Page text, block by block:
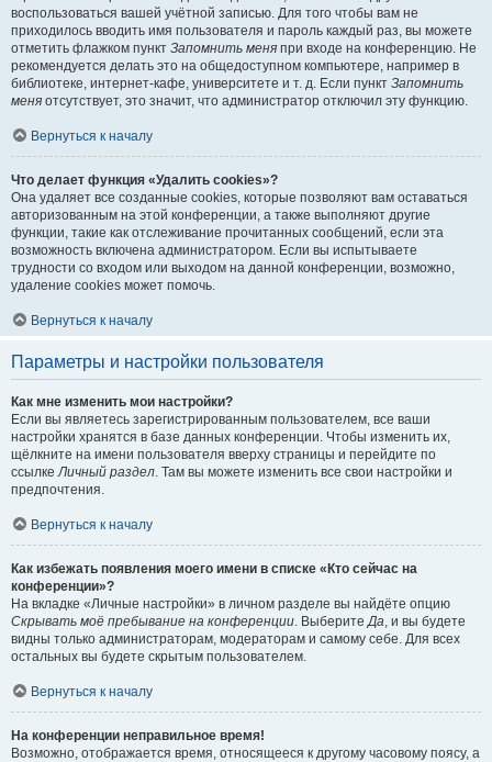
воспользоваться вашей учётной записью. Для того чтобы вам не
приходилось вводить имя пользователя и пароль каждый раз, вы можете
отметить флажком пункт Запомнить меня при входе на конференцию. Не
рекомендуется делать это на общедоступном компьютере, например в
библиотеке, интернет-кафе, университете и т. д. Если пункт Запомнить
меня отсутствует, это значит, что администратор отключил эту функцию.
Вернуться к началу
Что делает функция «Удалить cookies»?
Она удаляет все созданные cookies, которые позволяют вам оставаться
авторизованным на этой конференции, а также выполняют другие
функции, такие как отслеживание прочитанных сообщений, если эта
возможность включена администратором. Если вы испытываете
трудности со входом или выходом на данной конференции, возможно,
удаление cookies может помочь.
Вернуться к началу
Параметры и настройки пользователя
Как мне изменить мои настройки?
Если вы являетесь зарегистрированным пользователем, все ваши
настройки хранятся в базе данных конференции. Чтобы изменить их,
щёлкните на имени пользователя вверху страницы и перейдите по
ссылкеЛичный раздел. Там вы можете изменить все свои настройки и
предпочтения.
Вернуться к началу
Как избежать появления моего имени в списке «Кто сейчас на
конференции»?
На вкладке «Личные настройки» в личном разделе вы найдёте опцию
Скрывать моё пребывание на конференции. ВыберитеДа, и вы будете
видны только администраторам, модераторам и самому себе. Для всех
остальных вы будете скрытым пользователем.
Вернуться к началу
На конференции неправильное время!
Возможно, отображается время, относящееся к другому часовому поясу, а